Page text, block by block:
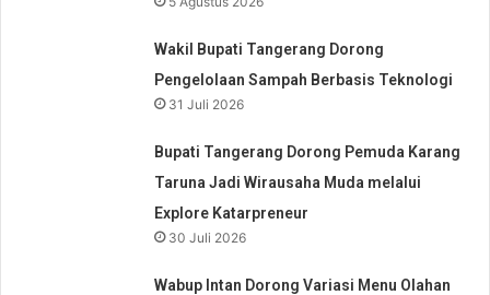
Wakil Bupati Tangerang Dorong
Pengelolaan Sampah Berbasis Teknologi
31 Juli 2026
Bupati Tangerang Dorong Pemuda Karang
Taruna Jadi Wirausaha Muda melalui
Explore Katarpreneur
30 Juli 2026
Wabup Intan Dorong Variasi Menu Olahan